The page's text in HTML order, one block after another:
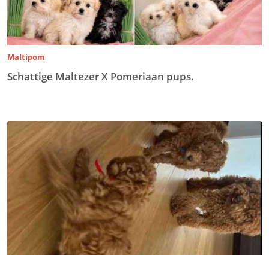
Maltipom
Schattige Maltezer X Pomeriaan pups.